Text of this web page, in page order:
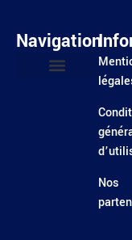
Navigation
Nos